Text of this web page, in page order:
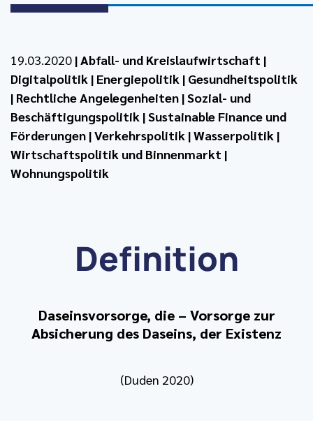
19.03.2020 |Abfall- und Kreislaufwirtschaft |
Digitalpolitik | Energiepolitik | Gesundheitspolitik
| Rechtliche Angelegenheiten |Sozial- und
Beschäftigungspolitik |Sustainable Finance und
Förderungen |Verkehrspolitik |Wasserpolitik |
Wirtschaftspolitik und Binnenmarkt |
Wohnungspolitik
Definition
Daseinsvorsorge, die – Vorsorge zur
Absicherung des Daseins, der Existenz
(Duden 2020)